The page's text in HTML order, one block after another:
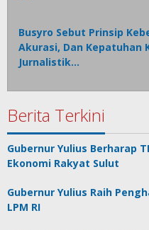
Busyro Sebut Prinsip
Akurasi, Dan Kepatuhan
Jurnalistik…
Berita Terkini
Gubernur Yulius Berharap
Ekonomi Rakyat Sulut
Gubernur Yulius Raih
LPM RI